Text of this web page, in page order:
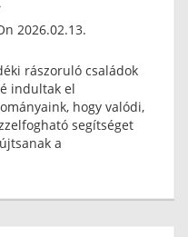
2026.02.13.
rászoruló családok
indultak el
hogy valódi,
segítséget
a